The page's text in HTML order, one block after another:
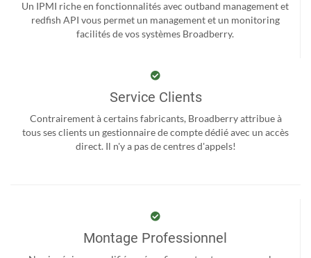
Un IPMI riche en fonctionnalités avec outband management et
redfish API vous permet un management et un monitoring
facilités de vos systèmes Broadberry.
Service Clients
Contrairement à certains fabricants, Broadberry attribue à
tous ses clients un gestionnaire de compte dédié avec un accès
direct. Il n'y a pas de centres d'appels!
Montage Professionnel